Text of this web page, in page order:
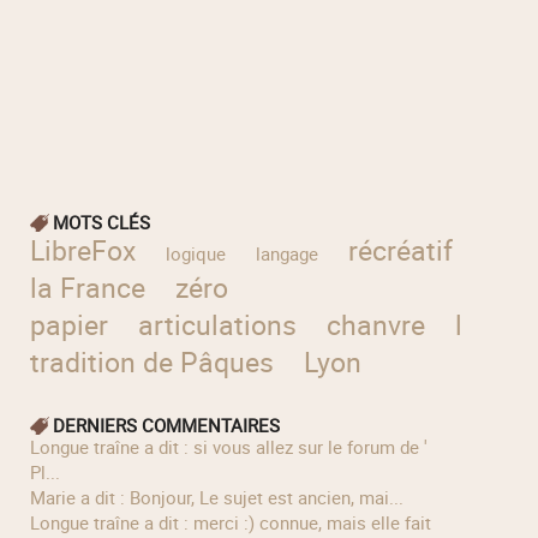
MOTS CLÉS
LibreFox logique langage récréatif
la France
zéro
papier
articulations chanvre
la
tradition de Pâques
Lyon
DERNIERS COMMENTAIRES
longue traîne a dit : si vous allez sur le forum de '
Pl...
Marie a dit : Bonjour, Le sujet est ancien, mai...
longue traîne a dit : merci :) connue, mais elle fait